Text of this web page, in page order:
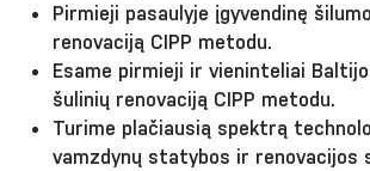
Pirmieji pasaulyje įgyvendinę
renovaciją CIPP metodu.
Esame pirmieji ir vieninteliai
šulinių renovaciją CIPP metodu.
Turime plačiausią spektrą
vamzdynų statybos ir renovacijos